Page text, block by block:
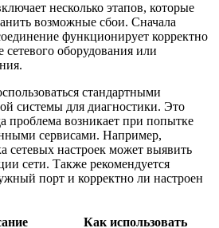
несколько этапов, которые
возможные сбои. Сначала
функционирует корректно
оборудования или
стандартными
системы для диагностики. Это
проблема возникает при попытке
сервисами. Например,
сетевых настроек может выявить
сети. Также рекомендуется
порт и корректно ли настроен
Как использовать